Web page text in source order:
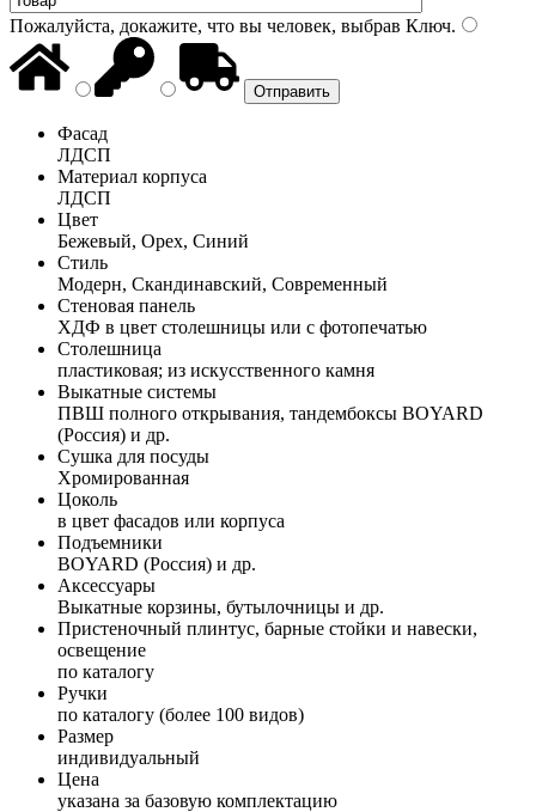
Пожалуйста, докажите, что вы человек, выбрав Ключ.
Фасад
ЛДСП
Материал корпуса
ЛДСП
Цвет
Бежевый, Орех, Синий
Стиль
Модерн, Скандинавский, Современный
Стеновая панель
ХДФ в цвет столешницы или с фотопечатью
Столешница
пластиковая; из искусственного камня
Выкатные системы
ПВШ полного открывания, тандембоксы BOYARD
(Россия) и др.
Сушка для посуды
Хромированная
Цоколь
в цвет фасадов или корпуса
Подъемники
BOYARD (Россия) и др.
Аксессуары
Выкатные корзины, бутылочницы и др.
Пристеночный плинтус, барные стойки и навески,
освещение
по каталогу
Ручки
по каталогу (более 100 видов)
Размер
индивидуальный
Цена
указана за базовую комплектацию